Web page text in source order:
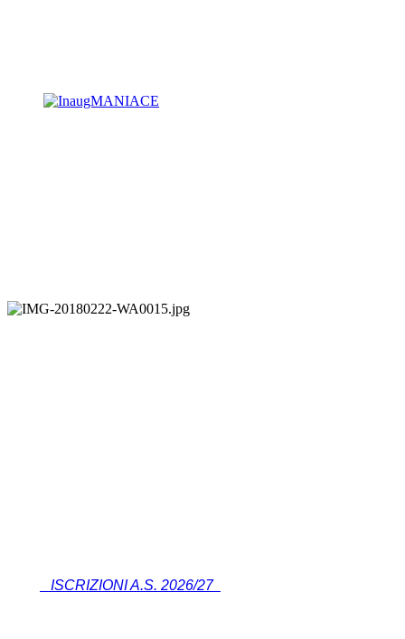
ISCRIZIONI A.S. 2026/27